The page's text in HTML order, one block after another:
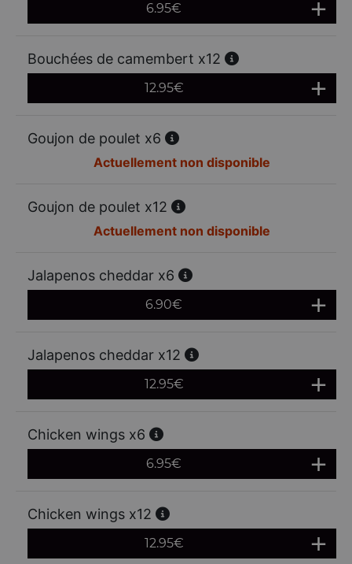
6.95€
Bouchées de camembert x12
12.95€
Goujon de poulet x6
Actuellement non disponible
Goujon de poulet x12
Actuellement non disponible
Jalapenos cheddar x6
6.90€
Jalapenos cheddar x12
12.95€
Chicken wings x6
6.95€
Chicken wings x12
12.95€